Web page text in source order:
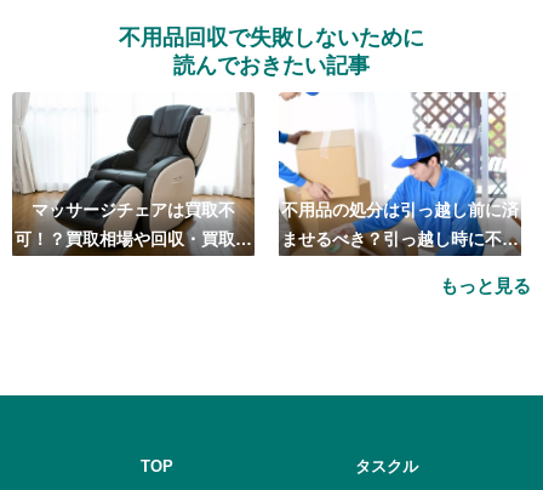
不用品回収で失敗しないために
読んでおきたい記事
マッサージチェアは買取不
可！？買取相場や回収・買取の
不用品の処分は引っ越し前に済
ませるべき？引っ越し時に不用
もっと見る
TOP タスクル